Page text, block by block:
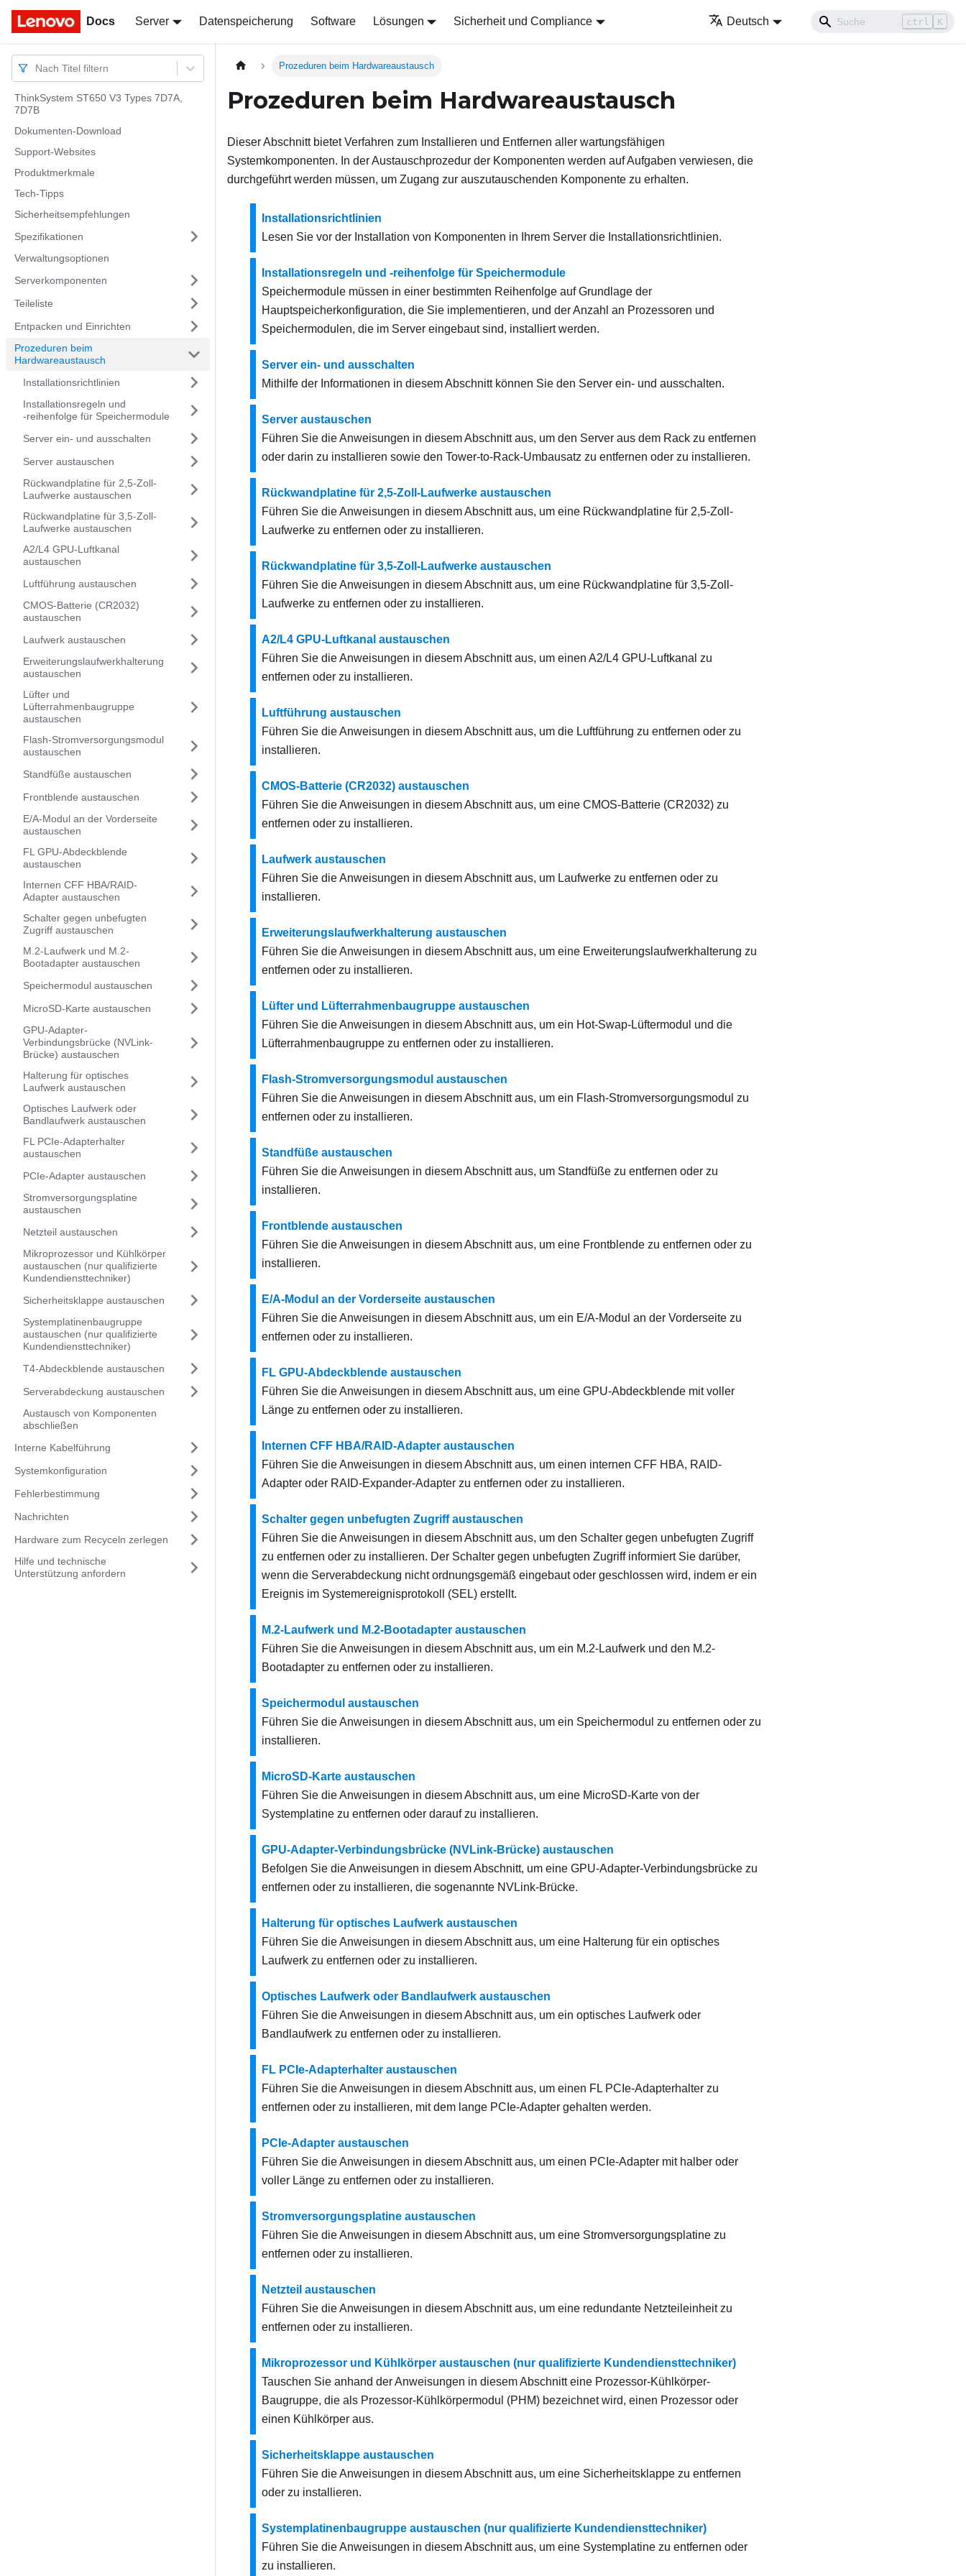
Docs Server Datenspeicherung Software Lösungen Sicherheit und Compliance Deutsch ctrl K
Docs
Nach Titel filtern
ThinkSystem ST650 V3 Types 7D7A,
7D7B
Dokumenten-Download
Support-Websites
Produktmerkmale
Tech-Tipps
Sicherheitsempfehlungen
Spezifikationen
Verwaltungsoptionen
Serverkomponenten
Teileliste
Entpacken und Einrichten
Prozeduren beim
Hardwareaustausch
Installationsrichtlinien
Installationsregeln und
‑reihenfolge für Speichermodule
Server ein‑ und ausschalten
Server austauschen
Rückwandplatine für 2,5-Zoll-
Laufwerke austauschen
Rückwandplatine für 3,5-Zoll-
Laufwerke austauschen
A2/L4 GPU-Luftkanal
austauschen
Luftführung austauschen
CMOS-Batterie (CR2032)
austauschen
Laufwerk austauschen
Erweiterungslaufwerkhalterung
austauschen
Lüfter und
Lüfterrahmenbaugruppe
austauschen
Flash-Stromversorgungsmodul
austauschen
Standfüße austauschen
Frontblende austauschen
E/A-Modul an der Vorderseite
austauschen
FL GPU-Abdeckblende
austauschen
Internen CFF HBA/RAID-
Adapter austauschen
Schalter gegen unbefugten
Zugriff austauschen
M.2-Laufwerk und M.2-
Bootadapter austauschen
Speichermodul austauschen
MicroSD-Karte austauschen
GPU-Adapter-
Verbindungsbrücke (NVLink-
Brücke) austauschen
Halterung für optisches
Laufwerk austauschen
Optisches Laufwerk oder
Bandlaufwerk austauschen
FL PCIe-Adapterhalter
austauschen
PCIe-Adapter austauschen
Stromversorgungsplatine
austauschen
Netzteil austauschen
Mikroprozessor und Kühlkörper
austauschen (nur qualifizierte
Kundendiensttechniker)
Sicherheitsklappe austauschen
Systemplatinenbaugruppe
austauschen (nur qualifizierte
Kundendiensttechniker)
T4-Abdeckblende austauschen
Serverabdeckung austauschen
Austausch von Komponenten
abschließen
Interne Kabelführung
Systemkonfiguration
Fehlerbestimmung
Nachrichten
Hardware zum Recyceln zerlegen
Hilfe und technische
Unterstützung anfordern
Prozeduren beim Hardwareaustausch
Prozeduren beim Hardwareaustausch
Dieser Abschnitt bietet Verfahren zum Installieren und Entfernen aller wartungsfähigen
Systemkomponenten. In der Austauschprozedur der Komponenten werden auf Aufgaben verwiesen, die
durchgeführt werden müssen, um Zugang zur auszutauschenden Komponente zu erhalten.
Installationsrichtlinien
Lesen Sie vor der Installation von Komponenten in Ihrem Server die Installationsrichtlinien.
Installationsregeln und ‑reihenfolge für Speichermodule
Speichermodule müssen in einer bestimmten Reihenfolge auf Grundlage der
Hauptspeicherkonfiguration, die Sie implementieren, und der Anzahl an Prozessoren und
Speichermodulen, die im Server eingebaut sind, installiert werden.
Server ein‑ und ausschalten
Mithilfe der Informationen in diesem Abschnitt können Sie den Server ein‑ und ausschalten.
Server austauschen
Führen Sie die Anweisungen in diesem Abschnitt aus, um den Server aus dem Rack zu entfernen
oder darin zu installieren sowie den Tower-to-Rack-Umbausatz zu entfernen oder zu installieren.
Rückwandplatine für 2,5-Zoll-Laufwerke austauschen
Führen Sie die Anweisungen in diesem Abschnitt aus, um eine Rückwandplatine für 2,5-Zoll-
Laufwerke zu entfernen oder zu installieren.
Rückwandplatine für 3,5-Zoll-Laufwerke austauschen
Führen Sie die Anweisungen in diesem Abschnitt aus, um eine Rückwandplatine für 3,5-Zoll-
Laufwerke zu entfernen oder zu installieren.
A2/L4 GPU-Luftkanal austauschen
Führen Sie die Anweisungen in diesem Abschnitt aus, um einen A2/L4 GPU-Luftkanal zu
entfernen oder zu installieren.
Luftführung austauschen
Führen Sie die Anweisungen in diesem Abschnitt aus, um die Luftführung zu entfernen oder zu
installieren.
CMOS-Batterie (CR2032) austauschen
Führen Sie die Anweisungen in diesem Abschnitt aus, um eine CMOS-Batterie (CR2032) zu
entfernen oder zu installieren.
Laufwerk austauschen
Führen Sie die Anweisungen in diesem Abschnitt aus, um Laufwerke zu entfernen oder zu
installieren.
Erweiterungslaufwerkhalterung austauschen
Führen Sie die Anweisungen in diesem Abschnitt aus, um eine Erweiterungslaufwerkhalterung zu
entfernen oder zu installieren.
Lüfter und Lüfterrahmenbaugruppe austauschen
Führen Sie die Anweisungen in diesem Abschnitt aus, um ein Hot-Swap-Lüftermodul und die
Lüfterrahmenbaugruppe zu entfernen oder zu installieren.
Flash-Stromversorgungsmodul austauschen
Führen Sie die Anweisungen in diesem Abschnitt aus, um ein Flash-Stromversorgungsmodul zu
entfernen oder zu installieren.
Standfüße austauschen
Führen Sie die Anweisungen in diesem Abschnitt aus, um Standfüße zu entfernen oder zu
installieren.
Frontblende austauschen
Führen Sie die Anweisungen in diesem Abschnitt aus, um eine Frontblende zu entfernen oder zu
installieren.
E/A-Modul an der Vorderseite austauschen
Führen Sie die Anweisungen in diesem Abschnitt aus, um ein E/A-Modul an der Vorderseite zu
entfernen oder zu installieren.
FL GPU-Abdeckblende austauschen
Führen Sie die Anweisungen in diesem Abschnitt aus, um eine GPU-Abdeckblende mit voller
Länge zu entfernen oder zu installieren.
Internen CFF HBA/RAID-Adapter austauschen
Führen Sie die Anweisungen in diesem Abschnitt aus, um einen internen CFF HBA, RAID-
Adapter oder RAID-Expander-Adapter zu entfernen oder zu installieren.
Schalter gegen unbefugten Zugriff austauschen
Führen Sie die Anweisungen in diesem Abschnitt aus, um den Schalter gegen unbefugten Zugriff
zu entfernen oder zu installieren. Der Schalter gegen unbefugten Zugriff informiert Sie darüber,
wenn die Serverabdeckung nicht ordnungsgemäß eingebaut oder geschlossen wird, indem er ein
Ereignis im Systemereignisprotokoll (SEL) erstellt.
M.2-Laufwerk und M.2-Bootadapter austauschen
Führen Sie die Anweisungen in diesem Abschnitt aus, um ein M.2-Laufwerk und den M.2-
Bootadapter zu entfernen oder zu installieren.
Speichermodul austauschen
Führen Sie die Anweisungen in diesem Abschnitt aus, um ein Speichermodul zu entfernen oder zu
installieren.
MicroSD-Karte austauschen
Führen Sie die Anweisungen in diesem Abschnitt aus, um eine MicroSD-Karte von der
Systemplatine zu entfernen oder darauf zu installieren.
GPU-Adapter-Verbindungsbrücke (NVLink-Brücke) austauschen
Befolgen Sie die Anweisungen in diesem Abschnitt, um eine GPU-Adapter-Verbindungsbrücke zu
entfernen oder zu installieren, die sogenannte NVLink-Brücke.
Halterung für optisches Laufwerk austauschen
Führen Sie die Anweisungen in diesem Abschnitt aus, um eine Halterung für ein optisches
Laufwerk zu entfernen oder zu installieren.
Optisches Laufwerk oder Bandlaufwerk austauschen
Führen Sie die Anweisungen in diesem Abschnitt aus, um ein optisches Laufwerk oder
Bandlaufwerk zu entfernen oder zu installieren.
FL PCIe-Adapterhalter austauschen
Führen Sie die Anweisungen in diesem Abschnitt aus, um einen FL PCIe-Adapterhalter zu
entfernen oder zu installieren, mit dem lange PCIe-Adapter gehalten werden.
PCIe-Adapter austauschen
Führen Sie die Anweisungen in diesem Abschnitt aus, um einen PCIe-Adapter mit halber oder
voller Länge zu entfernen oder zu installieren.
Stromversorgungsplatine austauschen
Führen Sie die Anweisungen in diesem Abschnitt aus, um eine Stromversorgungsplatine zu
entfernen oder zu installieren.
Netzteil austauschen
Führen Sie die Anweisungen in diesem Abschnitt aus, um eine redundante Netzteileinheit zu
entfernen oder zu installieren.
Mikroprozessor und Kühlkörper austauschen (nur qualifizierte Kundendiensttechniker)
Tauschen Sie anhand der Anweisungen in diesem Abschnitt eine Prozessor-Kühlkörper-
Baugruppe, die als Prozessor-Kühlkörpermodul (PHM) bezeichnet wird, einen Prozessor oder
einen Kühlkörper aus.
Sicherheitsklappe austauschen
Führen Sie die Anweisungen in diesem Abschnitt aus, um eine Sicherheitsklappe zu entfernen
oder zu installieren.
Systemplatinenbaugruppe austauschen (nur qualifizierte Kundendiensttechniker)
Führen Sie die Anweisungen in diesem Abschnitt aus, um eine Systemplatine zu entfernen oder
zu installieren.